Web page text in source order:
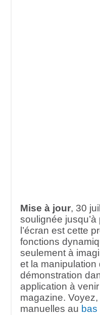
Mise à jour, 30
soulignée
l’écran est cette
fonctions
seulement à
et la manipulation
démonstration
application à
magazine.
manuelles au bas